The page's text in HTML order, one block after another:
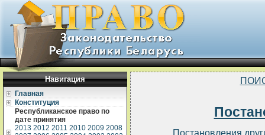
Навигация
Главная
Конституция
Республиканское право по
дате принятия
2013 2012 2011 2010 2009 2008
Постановления